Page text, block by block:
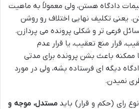
دادگاه هستن، ولی معمولاً به ماهیت
یعنی تکلیف نهایی اختلاف رو روشن
فرعی تر و شکلی پرونده می پردازن.
قرار منع تعقیب، یا قرار عدم
ممکنه باعث بشن پرونده برای مدتی
دیگه ای فرستاده بشه، ولی در مورد
نمیدن.
رای (حکم و قرار) بایدمستدل، موجه و